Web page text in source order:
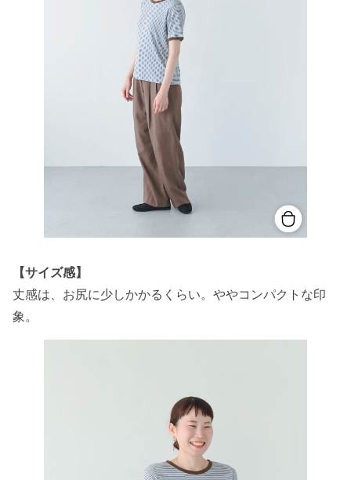
【サイズ感】
丈感は、お尻に少しかかるくらい。ややコンパクトな印
象。